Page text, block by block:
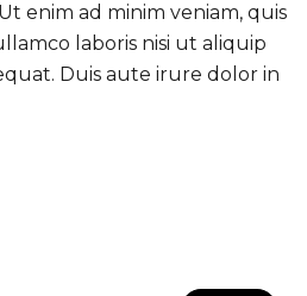
enim ad minim veniam, quis
laboris nisi ut aliquip
Duis aute irure dolor in